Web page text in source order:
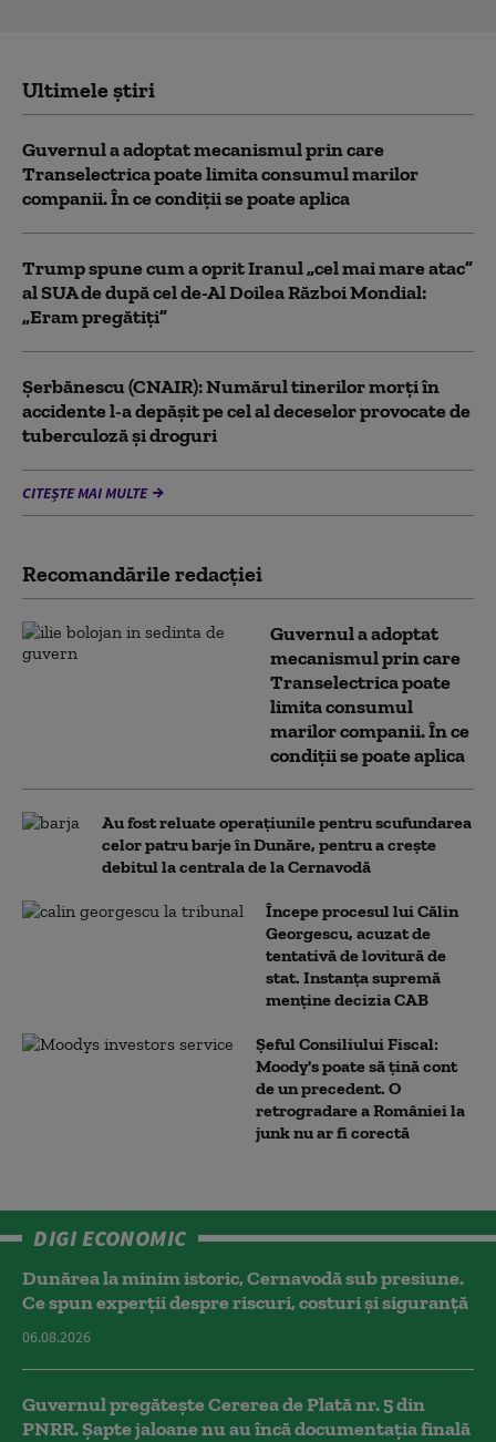
Ultimele știri
Guvernul a adoptat mecanismul prin care
Transelectrica poate limita consumul marilor
companii. În ce condiții se poate aplica
Trump spune cum a oprit Iranul „cel mai mare atac”
al SUA de după cel de-Al Doilea Război Mondial:
„Eram pregătiți”
Şerbănescu (CNAIR): Numărul tinerilor morţi în
accidente l-a depăşit pe cel al deceselor provocate de
tuberculoză şi droguri
CITEȘTE MAI MULTE
Recomandările redacţiei
Guvernul a adoptat
mecanismul prin care
Transelectrica poate
limita consumul
marilor companii. În ce
condiții se poate aplica
Au fost reluate operațiunile pentru scufundarea
celor patru barje în Dunăre, pentru a crește
debitul la centrala de la Cernavodă
Începe procesul lui Călin
Georgescu, acuzat de
tentativă de lovitură de
stat. Instanța supremă
menține decizia CAB
Șeful Consiliului Fiscal:
Moody's poate să țină cont
de un precedent. O
retrogradare a României la
junk nu ar fi corectă
DIGI ECONOMIC
Dunărea la minim istoric, Cernavodă sub presiune.
Ce spun experții despre riscuri, costuri și siguranță
06.08.2026
Guvernul pregătește Cererea de Plată nr. 5 din
PNRR. Șapte jaloane nu au încă documentația finală